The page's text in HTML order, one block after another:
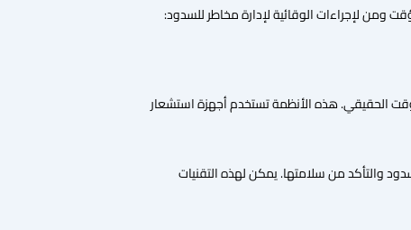
ومن لإجراءات الوقائية لإدارة مخاطر للسدود:
الحقيقي. هذه الأنظمة تستخدم أجهزة استشعار
والتأكد من سلامتها. يمكن لهذه التقنيات